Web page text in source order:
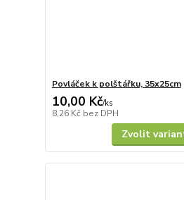
Povláček k polštářku, 35x25cm
10,00 Kč/ks
8,26 Kč bez DPH
Zvolit